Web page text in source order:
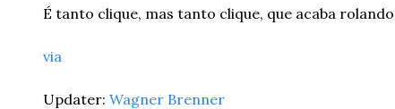
É tanto clique, mas tanto clique, que acaba
via
Updater: Wagner Brenner